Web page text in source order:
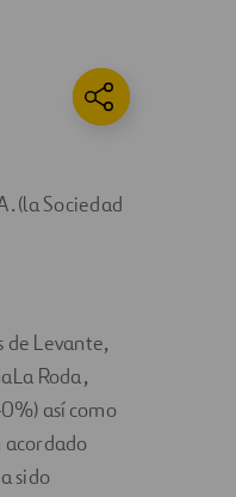
(la Sociedad
de Levante,
Roda,
así como
acordado
sido